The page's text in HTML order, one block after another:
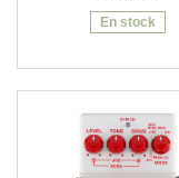
En stock